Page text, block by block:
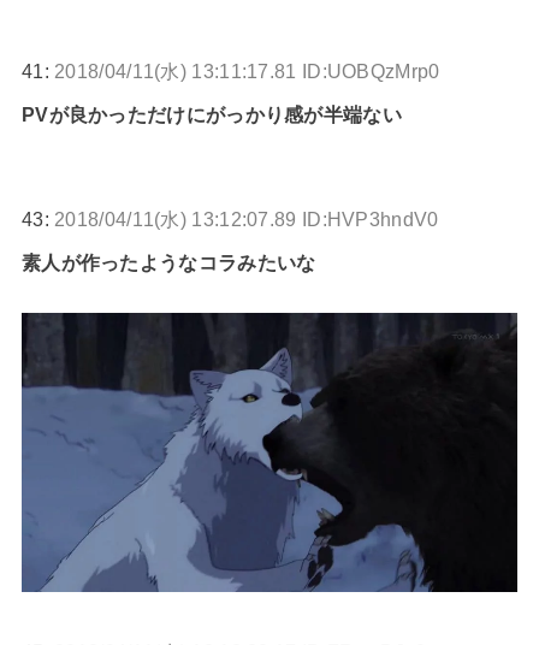
41: 2018/04/11(水) 13:11:17.81 ID:UOBQzMrp0
PVが良かっただけにがっかり感が半端ない
43: 2018/04/11(水) 13:12:07.89 ID:HVP3hndV0
素人が作ったようなコラみたいな